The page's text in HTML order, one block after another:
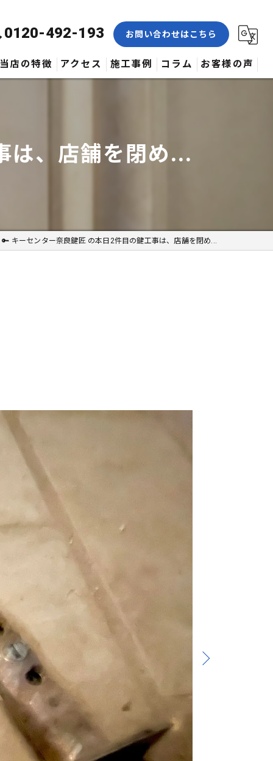
0120-492-193 お問い合わせはこちら
当店の特徴
交換
アクセス 施工事例 コラム お客様の声
は、店舗を閉め...
🔑 キーセンター奈良鍵匠 の本日2件目の鍵工事は、店舗を閉め...